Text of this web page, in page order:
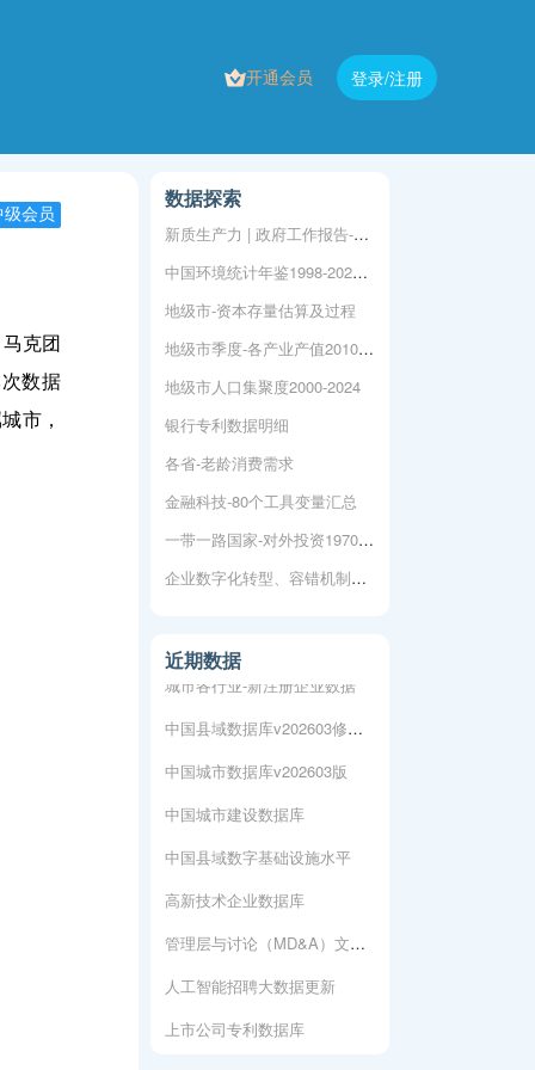
开通会员
登录/注册
级会员
克团
数据
市，
数据探索
新质生产力 | 政府工作报告-46个文本词频
中国环境统计年鉴1998-2024年
地级市-资本存量估算及过程
地级市季度-各产业产值2010-2022
地级市人口集聚度2000-2024
银行专利数据明细
各省-老龄消费需求
金融科技-80个工具变量汇总
一带一路国家-对外投资1970-2019
企业数字化转型、容错机制与研发创新
近期数据
上市公司专利数据库
城市各行业-新注册企业数据
中国城市数据库v202603版
中国城市建设数据库
中国县域数字基础设施水平
高新技术企业数据库
人工智能招聘大数据更新
上市公司专利数据库